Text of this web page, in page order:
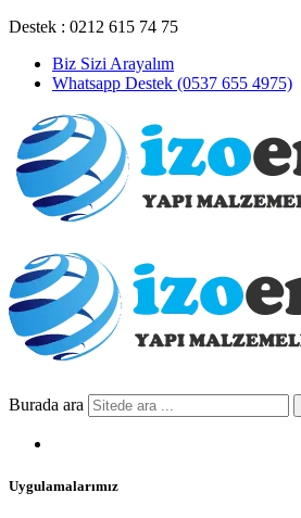
Destek : 0212 615 74 75
Biz Sizi Arayalım
Whatsapp Destek (0537 655 4975)
Burada ara
Uygulamalarımız